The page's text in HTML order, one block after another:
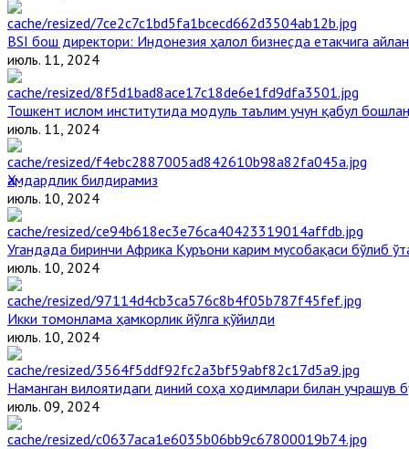
BSI бош директори: Индонезия ҳалол бизнесда етакчига
июль. 11, 2024
Тошкент ислом институтида модуль таълим учун қабул
июль. 11, 2024
Ҳамдардлик билдирамиз
июль. 10, 2024
Угандада биринчи Aфрика Қуръони карим мусобақаси бўлиб
июль. 10, 2024
Икки томонлама ҳамкорлик йўлга қўйилди
июль. 10, 2024
Наманган вилоятидаги диний соҳа ходимлари билан учрашув
июль. 09, 2024